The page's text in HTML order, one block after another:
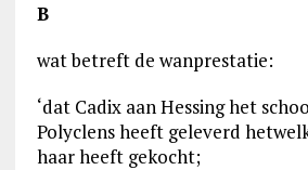
B
wat betreft de wanprestatie:
‘dat Cadix aan Hessing het
Polyclens heeft geleverd
haar heeft gekocht;